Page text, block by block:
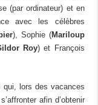
(par ordinateur) et en
avec les célèbres
), Sophie (Mariloup
Roy) et François
qui, lors des vacances
afin d’obtenir